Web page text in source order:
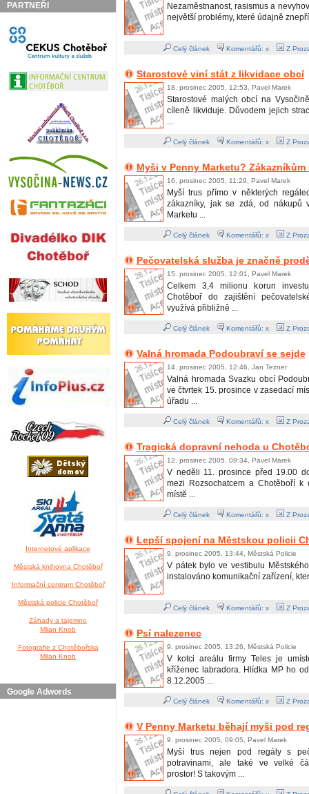
PARTNEŘI
Internetové aplikace
Městská knihovna Chotěboř
Informační centrum Chotěboř
Městská policie Chotěboř
Záhady a tajemno
Milan Knob
Fotografie z Chotěbořska
Milan Knob
Google Adwords
Nezaměstnanost, rasismus a
největší problémy, které údajně
Celý článek Komentářů: x Z
Starostové viní stát z likvidace obcí
18. prosinec 2005, 12:53, Pavel Marek
Starostové malých obcí na
cíleně likviduje. Důvodem jejich
...
Celý článek Komentářů: x Z
Myši v Penny Marketu? Zákazníkům
16. prosinec 2005, 11:29, Pavel Marek
Myší trus přímo v některých
zákazníky, jak se zdá, od nákupů
Marketu ...
Celý článek Komentářů: x Z
Pečovatelská služba je značně
15. prosinec 2005, 12:01, Pavel Marek
Celkem 3,4 milionu korun
Chotěboř do zajištění
využívá přibližně ...
Celý článek Komentářů: x Z
Valná hromada Podoubraví se sejde
14. prosinec 2005, 12:46, Jan Tezner
Valná hromada Svazku obcí
ve čtvrtek 15. prosince v zasedací
úřadu ...
Celý článek Komentářů: x Z
Tragická dopravní nehoda u
12. prosinec 2005, 09:34, Pavel Marek
V neděli 11. prosince před 19.00
mezi Rozsochatcem a Chotěboří k
místě ...
Celý článek Komentářů: x Z
Lepší spojení na Městskou policii
9. prosinec 2005, 13:44, Městská Policie
V pátek bylo ve vestibulu
instalováno komunikační zařízení,
Celý článek Komentářů: x Z
Psí nalezenec
9. prosinec 2005, 13:26, Městská Policie
V kotci areálu firmy Teles je
kříženec labradora. Hlídka MP ho
8.12.2005 ...
Celý článek Komentářů: x Z
V Penny Marketu běhají myši pod
9. prosinec 2005, 09:05, Pavel Marek
Myší trus nejen pod regály s
potravinami, ale také ve velké
prostor! S takovým ...